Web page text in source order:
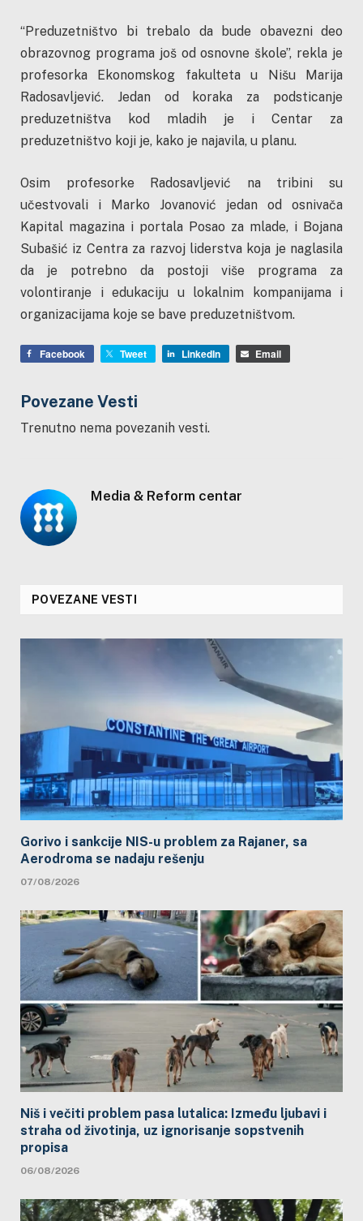
“Preduzetništvo bi trebalo da bude obavezni deo
obrazovnog programa još od osnovne škole”, rekla je
profesorka Ekonomskog fakulteta u Nišu Marija
Radosavljević. Jedan od koraka za podsticanje
preduzetništva kod mladih je i Centar za
preduzetništvo koji je, kako je najavila, u planu.
Osim profesorke Radosavljević na tribini su
učestvovali i Marko Jovanović jedan od osnivača
Kapital magazina i portala Posao za mlade, i Bojana
Subašić iz Centra za razvoj liderstva koja je naglasila
da je potrebno da postoji više programa za
volontiranje i edukaciju u lokalnim kompanijama i
organizacijama koje se bave preduzetništvom.
Facebook Tweet LinkedIn Email
Povezane Vesti
Trenutno nema povezanih vesti.
Media & Reform centar
POVEZANE VESTI
Gorivo i sankcije NIS-u problem za Rajaner, sa
Aerodroma se nadaju rešenju
07/08/2026
Niš i večiti problem pasa lutalica: Između ljubavi i
straha od životinja, uz ignorisanje sopstvenih
propisa
06/08/2026